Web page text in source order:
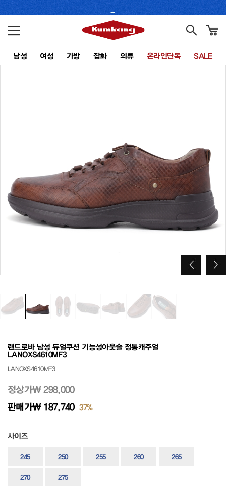
남성 여성 가방 잡화 의류 온라인단독 SALE
랜드로바 남성 듀얼쿠션 기능성아웃솔 정통캐주얼
LANOXS4610MF3
LANOXS4610MF3
정상가₩ 298,000
판매가₩ 187,740 37%
사이즈
245 250 255 260 265
270 275